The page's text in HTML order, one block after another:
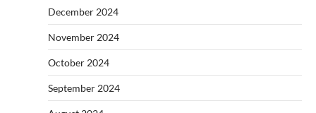
December 2024
November 2024
October 2024
September 2024